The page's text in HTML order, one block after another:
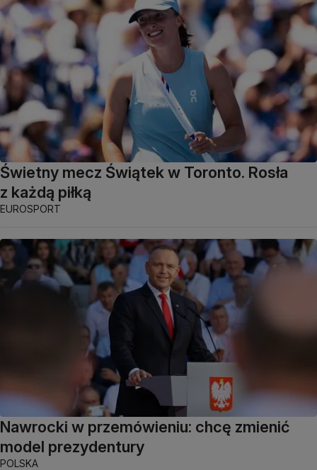
Świetny mecz Świątek w Toronto. Rosła
z każdą piłką
EUROSPORT
Nawrocki w przemówieniu: chcę zmienić
model prezydentury
POLSKA